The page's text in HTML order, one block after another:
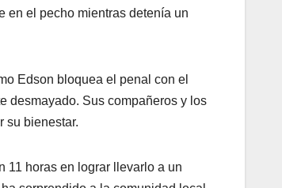
en el pecho mientras detenía un
Edson bloquea el penal con el
desmayado. Sus compañeros y los
su bienestar.
11 horas en lograr llevarlo a un